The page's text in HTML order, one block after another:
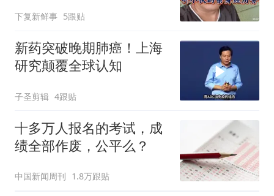
下复新鲜事 5跟贴
新药突破晚期肺癌！上海
研究颠覆全球认知
子圣剪辑 4跟贴
十多万人报名的考试，成
绩全部作废，公平么？
中国新闻周刊 1.8万跟贴